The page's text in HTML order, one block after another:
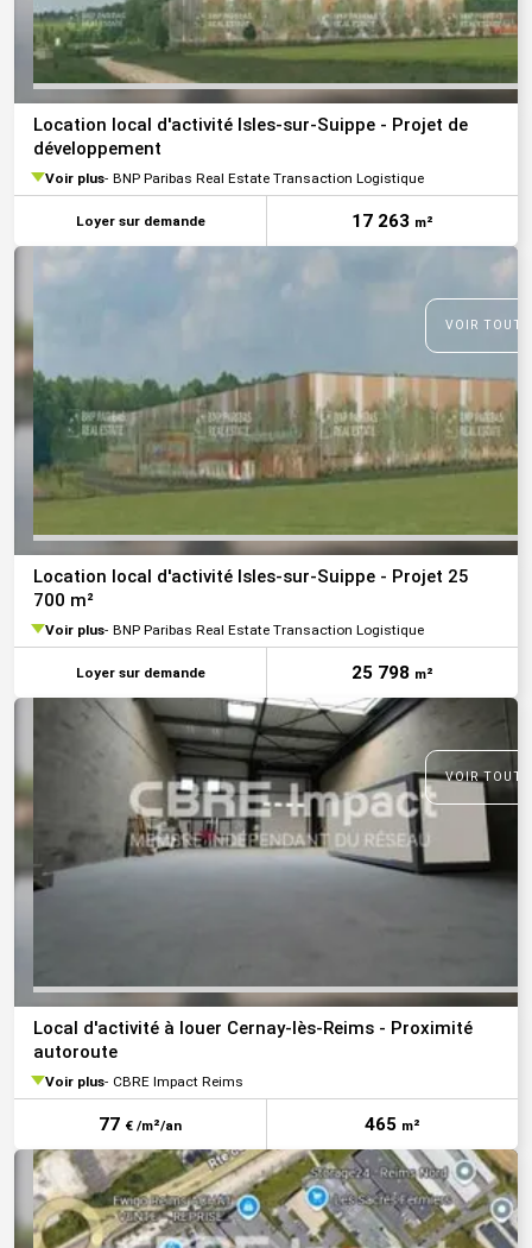
Location local d'activité Isles-sur-Suippe - Projet de
développement
Voir plus BNP Paribas Real Estate Transaction Logistique
Loyer sur demande 17 263 m²
VOIR
Location local d'activité Isles-sur-Suippe - Projet 25
700 m²
Voir plus BNP Paribas Real Estate Transaction Logistique
Loyer sur demande 25 798 m²
VOIR
Local d'activité à louer Cernay-lès-Reims - Proximité
autoroute
Voir plus CBRE Impact Reims
77 € /m²/an 465 m²